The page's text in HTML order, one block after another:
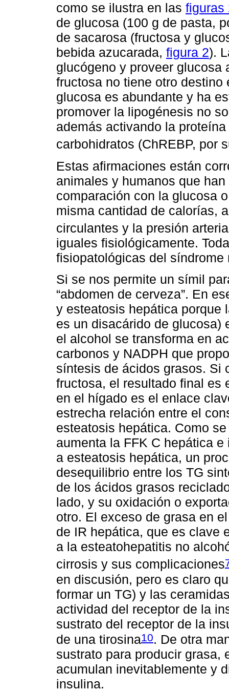
como se ilustra en las figuras
de glucosa (100 g de pasta,
de sacarosa (fructosa y
bebida azucarada, figura 2).
glucógeno y proveer
fructosa no tiene otro
glucosa es abundante y ha
promover la lipogénesis no
además activando la
carbohidratos (ChREBP, por
Estas afirmaciones están
animales y humanos que
comparación con la glucosa
misma cantidad de calorías,
circulantes y la presión
iguales fisiológicamente.
fisiopatológicas del síndrome
Si se nos permite un símil
“abdomen de cerveza”. En
y esteatosis hepática porque
es un disacárido de glucosa)
el alcohol se transforma en
carbonos y NADPH que
síntesis de ácidos grasos. Si
fructosa, el resultado final es
en el hígado es el enlace
estrecha relación entre el
esteatosis hepática. Como
aumenta la FFK C hepática
a esteatosis hepática, un
desequilibrio entre los TG
de los ácidos grasos
lado, y su oxidación o
otro. El exceso de grasa en
de IR hepática, que es clave
a la esteatohepatitis no
cirrosis y sus complicaciones
en discusión, pero es claro
formar un TG) y las
actividad del receptor de la
sustrato del receptor de la
de una tirosina10. De otra
sustrato para producir grasa,
acumulan inevitablemente y
insulina.